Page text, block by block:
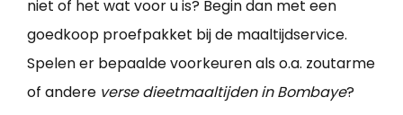
niet of het wat voor u is? Begin dan met een
goedkoop proefpakket bij de maaltijdservice.
Spelen er bepaalde voorkeuren als o.a. zoutarme
of andere verse dieetmaaltijden in Bombaye?